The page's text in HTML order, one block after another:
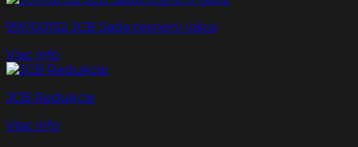
991/00152 JCB Sada tesnení valca
Viac info
JCB Redukcie
Viac info